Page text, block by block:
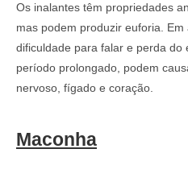
Os inalantes têm propriedades
mas podem produzir euforia.
dificuldade para falar e perda do
período prolongado, podem
nervoso, fígado e coração.
Maconha